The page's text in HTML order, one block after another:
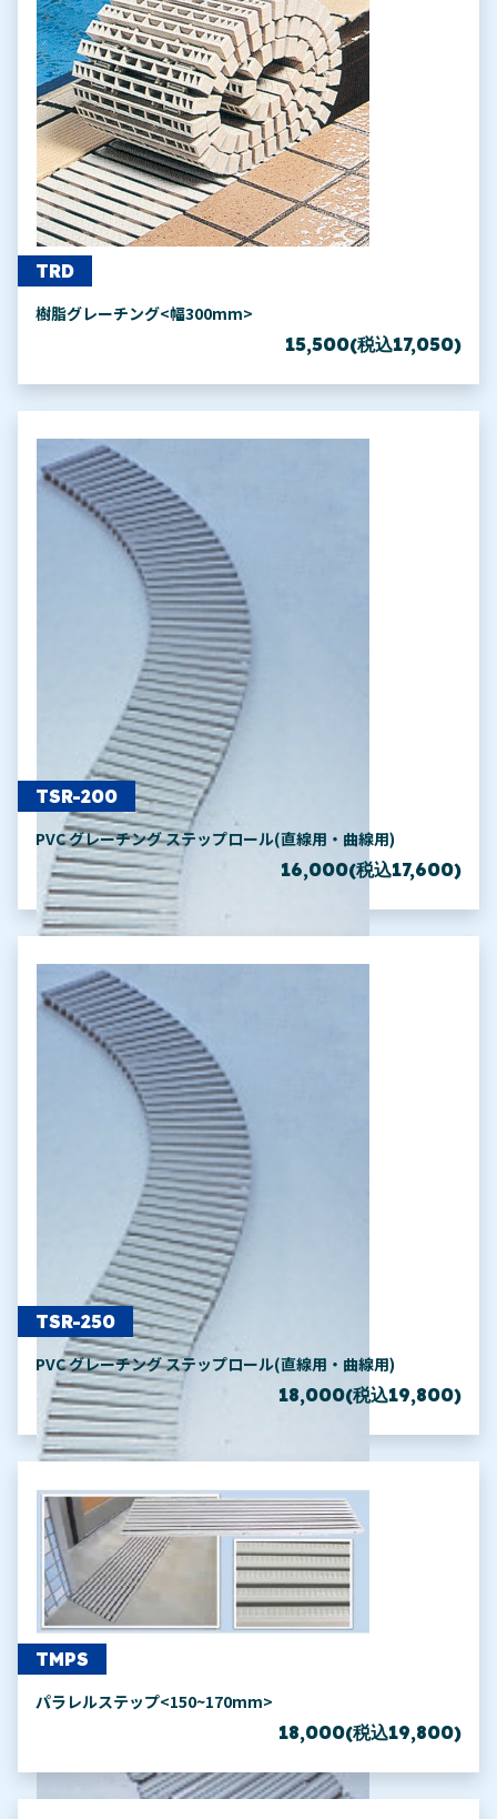
TRD
樹脂グレーチング<幅300mm>
15,500(税込17,050)
TSR-200
PVC グレーチング ステップロール(直線用・曲線用)
16,000(税込17,600)
TSR-250
PVC グレーチング ステップロール(直線用・曲線用)
18,000(税込19,800)
TMPS
パラレルステップ<150~170mm>
18,000(税込19,800)